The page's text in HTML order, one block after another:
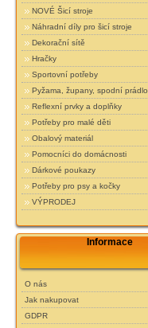
NOVÉ Šicí stroje
Náhradní díly pro šicí stroje
Dekorační sítě
Hračky
Sportovní potřeby
Pyžama, župany, spodní prádlo
Reflexní prvky a doplňky
Potřeby pro malé děti
Obalový materiál
Pomocníci do domácnosti
Dárkové poukazy
Potřeby pro psy a kočky
VÝPRODEJ
Informace
O nás
Jak nakupovat
GDPR